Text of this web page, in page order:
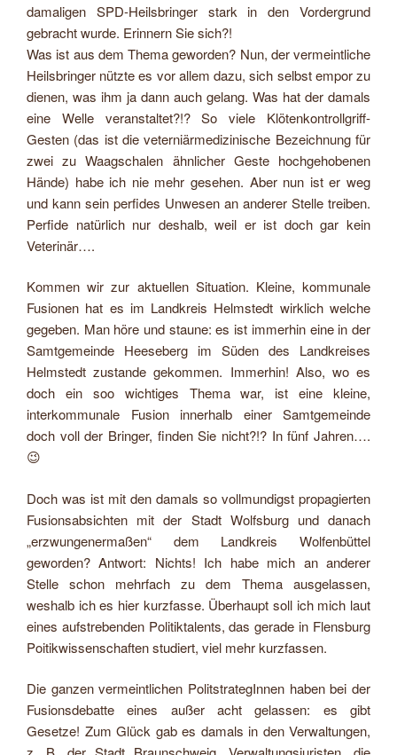
damaligen SPD-Heilsbringer stark in den Vordergrund
gebracht wurde. Erinnern Sie sich?!
Was ist aus dem Thema geworden? Nun, der vermeintliche
Heilsbringer nützte es vor allem dazu, sich selbst empor zu
dienen, was ihm ja dann auch gelang. Was hat der damals
eine Welle veranstaltet?!? So viele Klötenkontrollgriff-
Gesten (das ist die veterniärmedizinische Bezeichnung für
zwei zu Waagschalen ähnlicher Geste hochgehobenen
Hände) habe ich nie mehr gesehen. Aber nun ist er weg
und kann sein perfides Unwesen an anderer Stelle treiben.
Perfide natürlich nur deshalb, weil er ist doch gar kein
Veterinär….
Kommen wir zur aktuellen Situation. Kleine, kommunale
Fusionen hat es im Landkreis Helmstedt wirklich welche
gegeben. Man höre und staune: es ist immerhin eine in der
Samtgemeinde Heeseberg im Süden des Landkreises
Helmstedt zustande gekommen. Immerhin! Also, wo es
doch ein soo wichtiges Thema war, ist eine kleine,
interkommunale Fusion innerhalb einer Samtgemeinde
doch voll der Bringer, finden Sie nicht?!? In fünf Jahren….
😉
Doch was ist mit den damals so vollmundigst propagierten
Fusionsabsichten mit der Stadt Wolfsburg und danach
„erzwungenermaßen“ dem Landkreis Wolfenbüttel
geworden? Antwort: Nichts! Ich habe mich an anderer
Stelle schon mehrfach zu dem Thema ausgelassen,
weshalb ich es hier kurzfasse. Überhaupt soll ich mich laut
eines aufstrebenden Politiktalents, das gerade in Flensburg
Poitikwissenschaften studiert, viel mehr kurzfassen.
Die ganzen vermeintlichen PolitstrategInnen haben bei der
Fusionsdebatte eines außer acht gelassen: es gibt
Gesetze! Zum Glück gab es damals in den Verwaltungen,